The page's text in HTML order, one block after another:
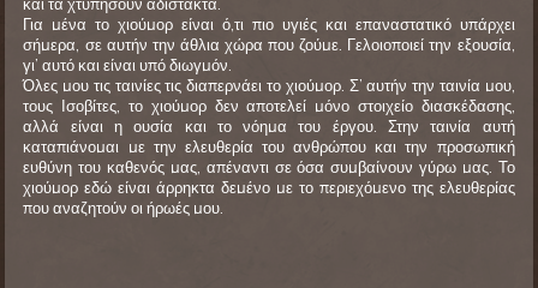
Για μένα το χιούμορ είναι ό,τι πιο υγιές και επαναστατικό υπάρχει
σήμερα, σε αυτήν την άθλια χώρα που ζούμε. Γελοιοποιεί την εξουσία,
γι’ αυτό και είναι υπό διωγμόν.
Όλες μου τις ταινίες τις διαπερνάει το χιούμορ. Σ’ αυτήν την ταινία μου,
τους Ισοβίτες, το χιούμορ δεν αποτελεί μόνο στοιχείο διασκέδασης,
αλλά είναι η ουσία και το νόημα του έργου. Στην ταινία αυτή
καταπιάνομαι με την ελευθερία του ανθρώπου και την προσωπική
ευθύνη του καθενός μας, απέναντι σε όσα συμβαίνουν γύρω μας. Το
χιούμορ εδώ είναι άρρηκτα δεμένο με το περιεχόμενο της ελευθερίας
που αναζητούν οι ήρωές μου.